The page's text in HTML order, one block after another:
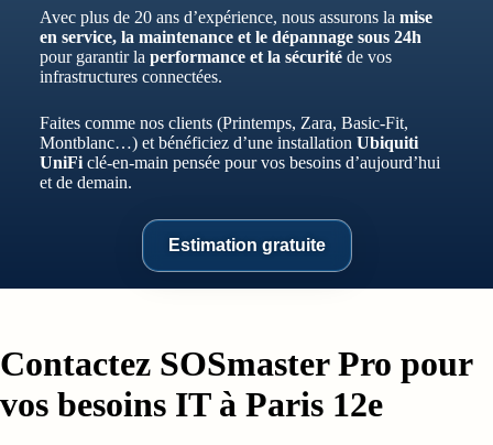
Avec plus de 20 ans d’expérience, nous assurons la mise
en service, la maintenance et le dépannage sous 24h
pour garantir la performance et la sécuritéde vos
infrastructures connectées.
Faites comme nos clients (Printemps, Zara, Basic-Fit,
Montblanc…) et bénéficiez d’une installation Ubiquiti
UniFiclé-en-main pensée pour vos besoins d’aujourd’hui
et de demain.
Estimation gratuite
Contactez SOSmaster Pro pour
vos besoins IT à Paris 12e